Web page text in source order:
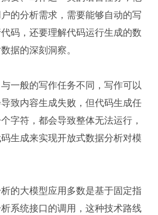
的分析需求，需要能够自动的写
码，还要理解代码运行生成的数
据的深刻洞察。
一般的写作任务不同，写作可以
致内容生成失败，但代码生成任
字符，都会导致整体无法运行，
生成来实现开放式数据分析对模
的大模型应用多数是基于固定指
系统接口的调用，这种技术路线